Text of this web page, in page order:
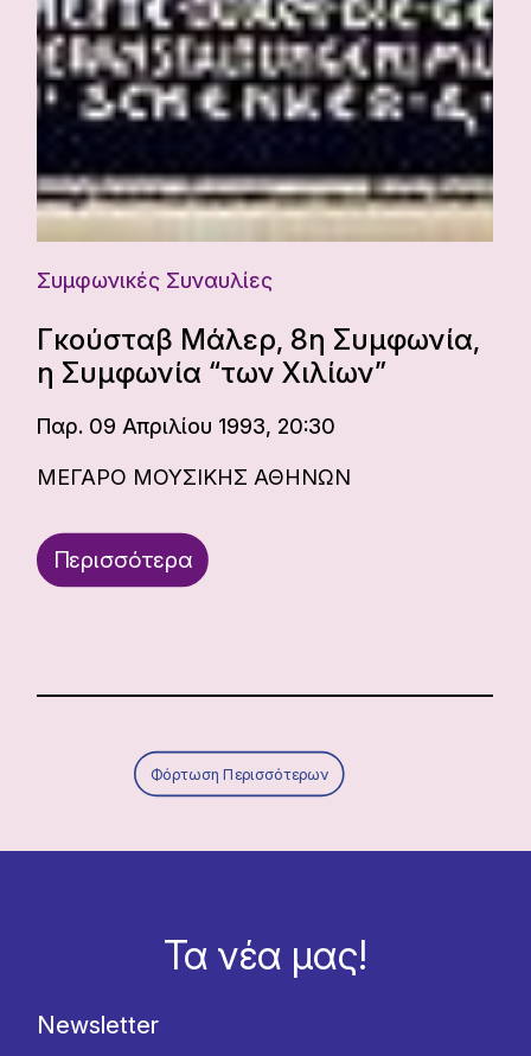
Συμφωνικές Συναυλίες
Γκούσταβ Μάλερ, 8η Συμφωνία,
η Συμφωνία “των Χιλίων”
Παρ. 09 Απριλίου 1993, 20:30
ΜΕΓΑΡΟ ΜΟΥΣΙΚΗΣ ΑΘΗΝΩΝ
Περισσότερα
Φόρτωση Περισσότερων
Τα νέα μας!
Newsletter